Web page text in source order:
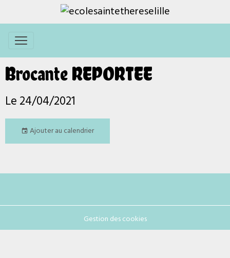
Brocante REPORTEE
Le 24/04/2021
Ajouter au calendrier
Gestion des cookies